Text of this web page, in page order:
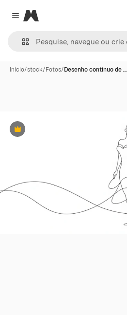
Close menu
Magnific
Início/stock/Fotos/Desenho contínuo de …
Premium